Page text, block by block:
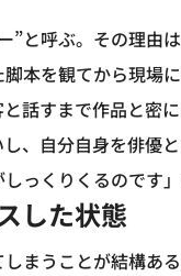
と呼ぶ。その理由は
本を観てから現場
話すまで作品と密
、自分自身を俳優
っくりくるのです」
した状態
まうことが結構あ